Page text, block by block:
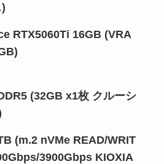
RTX5060Ti 16GB (VRA
(32GB x1枚 クルーシ
(m.2 nVMe READ/WRIT
3900Gbps KIOXIA